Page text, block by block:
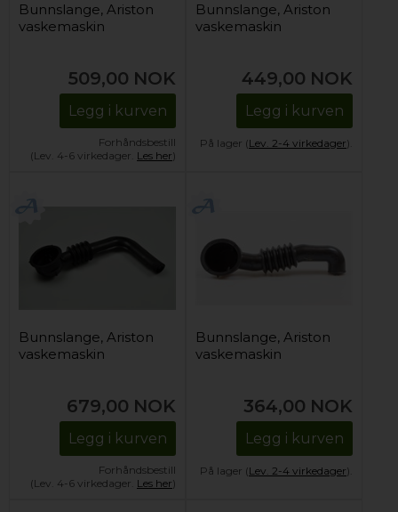
Bunnslange, Ariston
vaskemaskin
509,00 NOK
Legg i kurven
Forhåndsbestill
(Lev. 4-6 virkedager. Les her)
Bunnslange, Ariston
vaskemaskin
449,00 NOK
Legg i kurven
På lager (Lev. 2-4 virkedager).
Bunnslange, Ariston
vaskemaskin
679,00 NOK
Legg i kurven
Forhåndsbestill
(Lev. 4-6 virkedager. Les her)
Bunnslange, Ariston
vaskemaskin
364,00 NOK
Legg i kurven
På lager (Lev. 2-4 virkedager).